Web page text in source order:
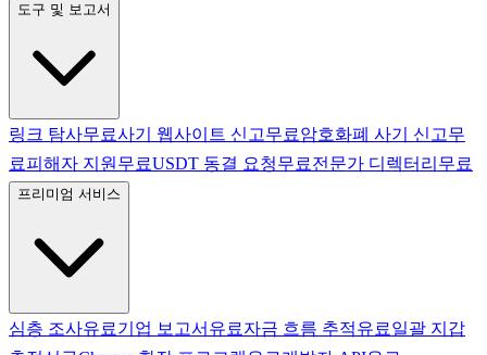
도구 및 보고서
링크 탐사무료사기 웹사이트 신고무료암호화폐 사기 신고무
료피해자 지원 무료USDT 동결 요청무료전문가 디렉터리 무료
프리미엄 서비스
심층 조사유료기업 보고서 유료자금 흐름 추적유료일괄 지갑